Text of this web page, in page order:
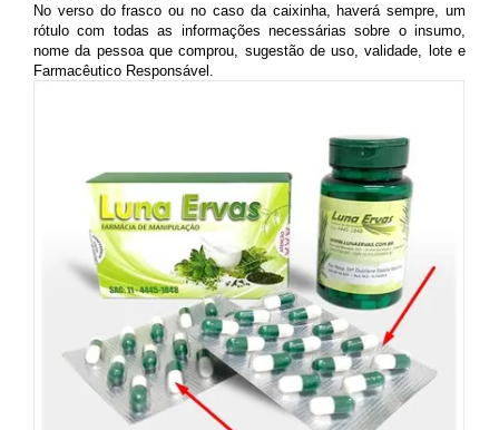
No verso do frasco ou no caso da caixinha, haverá sempre, um
rótulo com todas as informações necessárias sobre o insumo,
nome da pessoa que comprou, sugestão de uso, validade, lote e
Farmacêutico Responsável.